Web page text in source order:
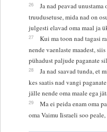
26
Ja nad peavad
truudusetuse, mida nad on
julgesti elavad oma maal ja
27
Kui ma toon nad tagasi
nende vaenlaste maadest,
pühadust paljude paganate
28
Ja nad saavad tunda, et
kes saatis nad vangi
jälle nende oma maale ega
29
Ma ei peida enam oma
oma Vaimu Iisraeli soo